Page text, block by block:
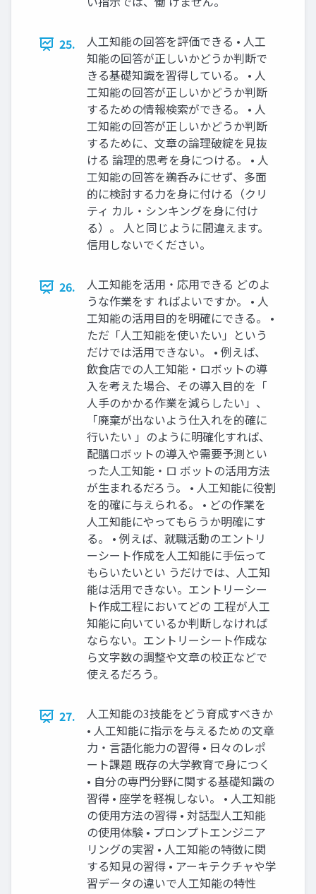
25.
人工知能の回答を評価できる • 人工
知能の回答が正しいかどうか判断で
きる基礎知識を習得している。 • 人
工知能の回答が正しいかどうか判断
するための情報検索ができる。 • 人
工知能の回答が正しいかどうか判断
するために、文章の論理破綻を見抜
ける 論理的思考を身につける。 • 人
工知能の回答を鵜呑みにせず、多面
的に検討する力を身に付ける（クリ
ティ カル・シンキングを身に付け
る）。 人と同じように間違えます。
信用しないでください。
26.
人工知能を活用・応用できる どのよ
うな作業をす ればよいですか。 • 人
工知能の活用目的を明確にできる。 •
ただ「人工知能を使いたい」という
だけでは活用できない。 • 例えば、
飲食店での人工知能・ロボットの導
入を考えた場合、その導入目的を「
人手のかかる作業を減らしたい」、
「廃棄が出ないよう仕入れを的確に
行いたい 」のように明確化すれば、
配膳ロボットの導入や需要予測とい
った人工知能・ロ ボットの活用方法
が生まれるだろう。 • 人工知能に役割
を的確に与えられる。 • どの作業を
人工知能にやってもらうか明確にす
る。 • 例えば、就職活動のエントリ
ーシート作成を人工知能に手伝って
もらいたいとい うだけでは、人工知
能は活用できない。エントリーシー
ト作成工程においてどの 工程が人工
知能に向いているか判断しなければ
ならない。エントリーシート作成な
ら文字数の調整や文章の校正などで
使えるだろう。
27.
人工知能の3技能をどう育成すべきか
• 人工知能に指示を与えるための文章
力・言語化能力の習得 • 日々のレポ
ート課題 既存の大学教育で身につく
• 自分の専門分野に関する基礎知識の
習得 • 座学を軽視しない。 • 人工知能
の使用方法の習得 • 対話型人工知能
の使用体験 • プロンプトエンジニア
リングの実習 • 人工知能の特徴に関
する知見の習得 • アーキテクチャや学
習データの違いで人工知能の特性